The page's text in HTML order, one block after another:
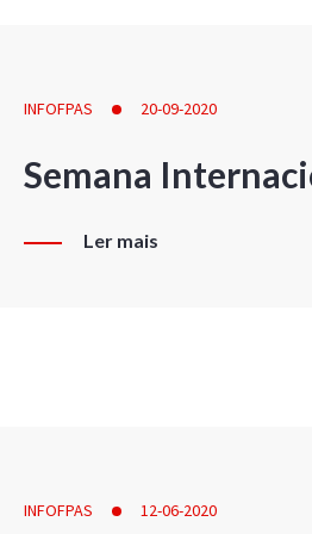
INFOFPAS 20-09-2020
Semana
Ler mais
INFOFPAS 12-06-2020